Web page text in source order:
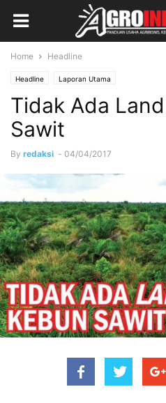
Home Headline
Headline Laporan Utama
Tidak Ada
Sawit
By redaksi - 04/04/2017